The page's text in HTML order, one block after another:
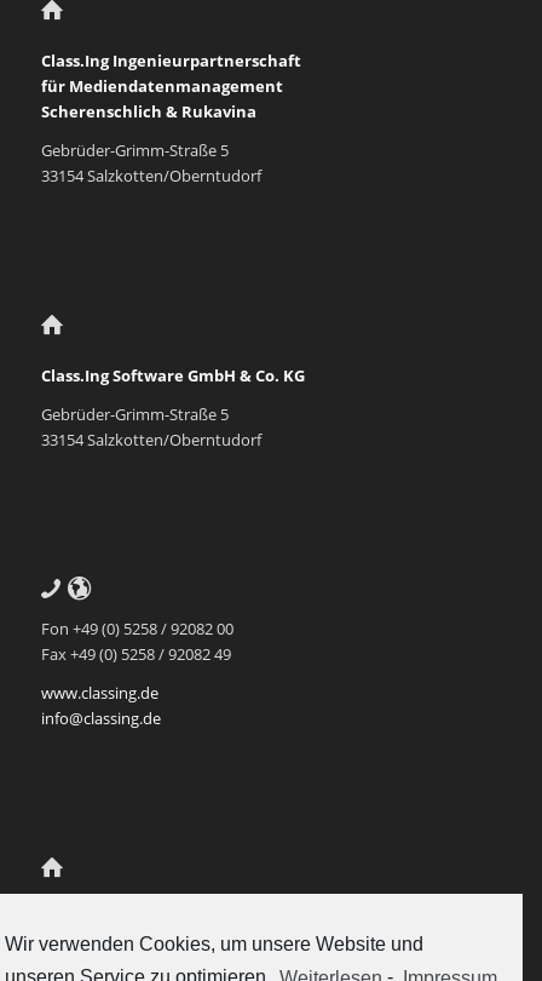
Wir verwenden Cookies, um unsere Website und
Class.Ing Ingenieurpartnerschaft
für Mediendatenmanagement
Scherenschlich & Rukavina
Gebrüder-Grimm-Straße 5
33154 Salzkotten/Oberntudorf
Class.Ing Software GmbH & Co. KG
Gebrüder-Grimm-Straße 5
33154 Salzkotten/Oberntudorf
Fon +49 (0) 5258 / 92082 00
Fax +49 (0) 5258 / 92082 49
www.classing.de
info@classing.de
für Mediendatenmanagement
Scherenschlich und Rukavina